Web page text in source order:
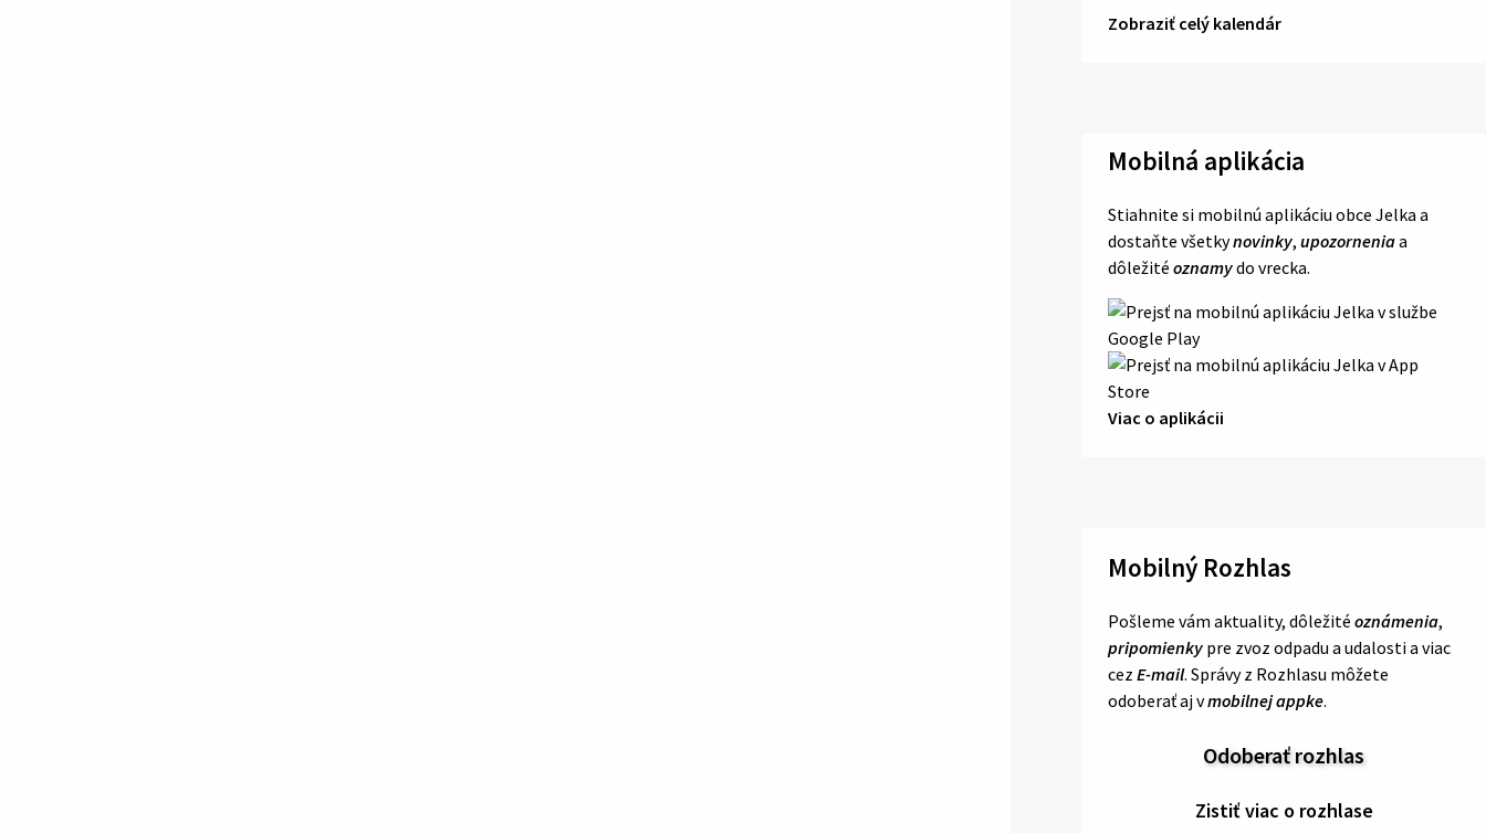
Zobraziť celý kalendár
Mobilná aplikácia
Stiahnite si mobilnú aplikáciu obce Jelka a
dostaňte všetkynovinky, upozorneniaa
dôležité oznamydo vrecka.
Viac o aplikácii
Mobilný Rozhlas
Pošleme vám aktuality, dôležité oznámenia,
pripomienky pre zvoz odpadu a udalosti a viac
cez E-mail. Správy z Rozhlasu môžete
odoberať aj vmobilnej appke.
Odoberať rozhlas
Zistiť viac o rozhlase